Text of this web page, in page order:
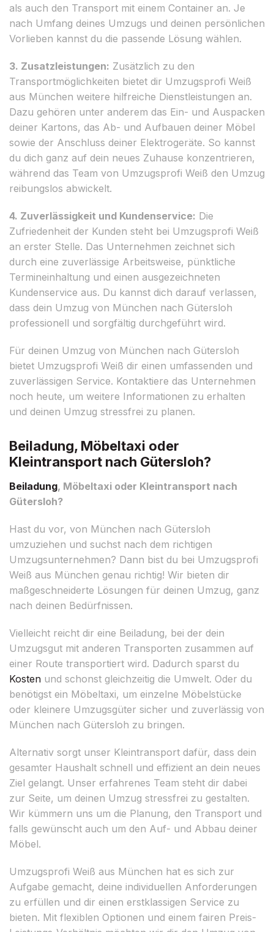
als auch den Transport mit einem Container an. Je
nach Umfang deines Umzugs und deinen persönlichen
Vorlieben kannst du die passende Lösung wählen.
3. Zusatzleistungen: Zusätzlich zu den
Transportmöglichkeiten bietet dir Umzugsprofi Weiß
aus München weitere hilfreiche Dienstleistungen an.
Dazu gehören unter anderem das Ein- und Auspacken
deiner Kartons, das Ab- und Aufbauen deiner Möbel
sowie der Anschluss deiner Elektrogeräte. So kannst
du dich ganz auf dein neues Zuhause konzentrieren,
während das Team von Umzugsprofi Weiß den Umzug
reibungslos abwickelt.
4. Zuverlässigkeit und Kundenservice: Die
Zufriedenheit der Kunden steht bei Umzugsprofi Weiß
an erster Stelle. Das Unternehmen zeichnet sich
durch eine zuverlässige Arbeitsweise, pünktliche
Termineinhaltung und einen ausgezeichneten
Kundenservice aus. Du kannst dich darauf verlassen,
dass dein Umzug von München nach Gütersloh
professionell und sorgfältig durchgeführt wird.
Für deinen Umzug von München nach Gütersloh
bietet Umzugsprofi Weiß dir einen umfassenden und
zuverlässigen Service. Kontaktiere das Unternehmen
noch heute, um weitere Informationen zu erhalten
und deinen Umzug stressfrei zu planen.
Beiladung, Möbeltaxi oder
Kleintransport nach Gütersloh?
Beiladung, Möbeltaxi oder Kleintransport nach
Gütersloh?
Hast du vor, von München nach Gütersloh
umzuziehen und suchst nach dem richtigen
Umzugsunternehmen? Dann bist du bei Umzugsprofi
Weiß aus München genau richtig! Wir bieten dir
maßgeschneiderte Lösungen für deinen Umzug, ganz
nach deinen Bedürfnissen.
Vielleicht reicht dir eine Beiladung, bei der dein
Umzugsgut mit anderen Transporten zusammen auf
einer Route transportiert wird. Dadurch sparst du
Kosten und schonst gleichzeitig die Umwelt. Oder du
benötigst ein Möbeltaxi, um einzelne Möbelstücke
oder kleinere Umzugsgüter sicher und zuverlässig von
München nach Gütersloh zu bringen.
Alternativ sorgt unser Kleintransport dafür, dass dein
gesamter Haushalt schnell und effizient an dein neues
Ziel gelangt. Unser erfahrenes Team steht dir dabei
zur Seite, um deinen Umzug stressfrei zu gestalten.
Wir kümmern uns um die Planung, den Transport und
falls gewünscht auch um den Auf- und Abbau deiner
Möbel.
Umzugsprofi Weiß aus München hat es sich zur
Aufgabe gemacht, deine individuellen Anforderungen
zu erfüllen und dir einen erstklassigen Service zu
bieten. Mit flexiblen Optionen und einem fairen Preis-